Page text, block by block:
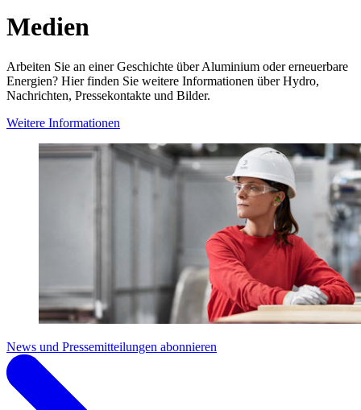
Medien
Arbeiten Sie an einer Geschichte über Aluminium oder erneuerbare
Energien? Hier finden Sie weitere Informationen über Hydro,
Nachrichten, Pressekontakte und Bilder.
Weitere Informationen
News und Pressemitteilungen abonnieren